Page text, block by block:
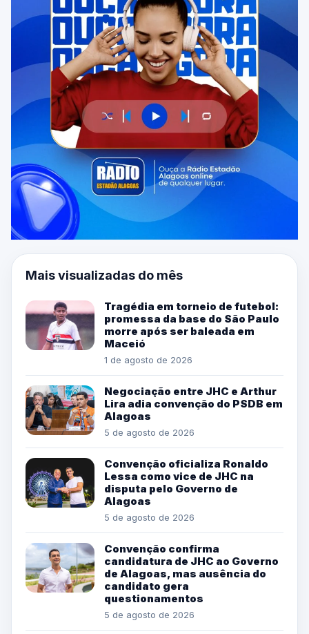
Mais visualizadas do mês
Tragédia em torneio de futebol:
promessa da base do São Paulo
morre após ser baleada em
Maceió
1 de agosto de 2026
Negociação entre JHC e Arthur
Lira adia convenção do PSDB em
Alagoas
5 de agosto de 2026
Convenção oficializa Ronaldo
Lessa como vice de JHC na
disputa pelo Governo de
Alagoas
5 de agosto de 2026
Convenção confirma
candidatura de JHC ao Governo
de Alagoas, mas ausência do
candidato gera
questionamentos
5 de agosto de 2026